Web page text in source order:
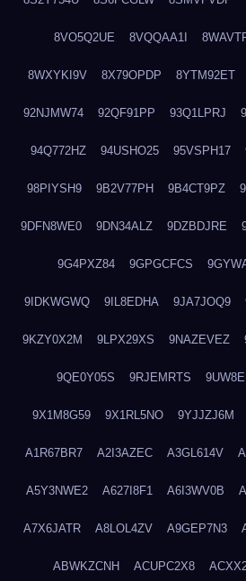
8VO5Q2UE 8VQQAA1I
8WXYKI9V 8X79OPDP 8YTM92ET
92NJMW74 92QF91PP 93Q1LPRJ
94Q772HZ 94USHO25 95VSPH17
98PIYSH9 9B2V77PH 9B4CT9PZ
9DFN8WE0 9DN34ALZ 9DZBDJRE
9G4PXZ84 9GPGCFCS
9IDKWGWQ 9IL8EDHA 9JA7JOQ9
9KZY0X2M 9LPX29XS 9NAZEVEZ
9QE0Y05S 9RJEMRTS
9X1M8G59 9X1RL5NO 9YJJZJ6M
A1R67BR7 A2I3AZEC A3GL614V
A5Y3NWE2 A627I8F1 A6I3WV0B
A7X6JATR A8LOL4ZV A9GEP7N3
ABWKZCNH ACUPC2X8